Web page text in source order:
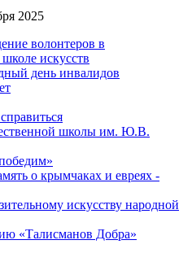
2025
волонтеров в
искусств
день инвалидов
школы им. Ю.В.
о крымчаках и евреях -
искусству народной
«Талисманов Добра»